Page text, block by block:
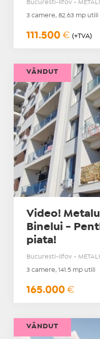
Bucuresti-Ilfov -
3 camere, 82.63 mp utili
111.500 € (+TVA)
Video!
Binelui -
piata!
Bucuresti-Ilfov -
3 camere, 141.5 mp utili
165.000 €
VÂNDUT
VÂNDUT